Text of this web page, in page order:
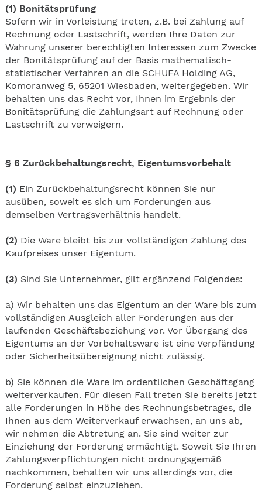
(1) Bonitätsprüfung
Sofern wir in Vorleistung treten, z.B. bei Zahlung auf
Rechnung oder Lastschrift, werden Ihre Daten zur
Wahrung unserer berechtigten Interessen zum Zwecke
der Bonitätsprüfung auf der Basis mathematisch-
statistischer Verfahren an die SCHUFA Holding AG,
Komoranweg 5, 65201 Wiesbaden, weitergegeben. Wir
behalten uns das Recht vor, Ihnen im Ergebnis der
Bonitätsprüfung die Zahlungsart auf Rechnung oder
Lastschrift zu verweigern.
§ 6 Zurückbehaltungsrecht, Eigentumsvorbehalt
(1) Ein Zurückbehaltungsrecht können Sie nur
ausüben, soweit es sich um Forderungen aus
demselben Vertragsverhältnis handelt.
(2) Die Ware bleibt bis zur vollständigen Zahlung des
Kaufpreises unser Eigentum.
(3) Sind Sie Unternehmer, gilt ergänzend Folgendes:
a) Wir behalten uns das Eigentum an der Ware bis zum
vollständigen Ausgleich aller Forderungen aus der
laufenden Geschäftsbeziehung vor. Vor Übergang des
Eigentums an der Vorbehaltsware ist eine Verpfändung
oder Sicherheitsübereignung nicht zulässig.
b) Sie können die Ware im ordentlichen Geschäftsgang
weiterverkaufen. Für diesen Fall treten Sie bereits jetzt
alle Forderungen in Höhe des Rechnungsbetrages, die
Ihnen aus dem Weiterverkauf erwachsen, an uns ab,
wir nehmen die Abtretung an. Sie sind weiter zur
Einziehung der Forderung ermächtigt. Soweit Sie Ihren
Zahlungsverpflichtungen nicht ordnungsgemäß
nachkommen, behalten wir uns allerdings vor, die
Forderung selbst einzuziehen.